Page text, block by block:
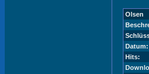
Olsen
Datum:
Hits: